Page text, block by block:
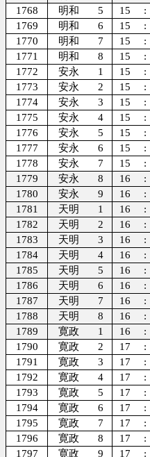
1768
明和 5 15 :
1769
明和 6 15 :
1770
明和 7 15 :
1771
明和 8 15 :
1772
安永 1 15 :
1773
安永 2 15 :
1774
安永 3 15 :
1775
安永 4 15 :
1776
安永 5 15 :
1777
安永 6 15 :
1778
安永 7 15 :
1779
安永 8 16 :
1780
安永 9 16 :
1781
天明 1 16 :
1782
天明 2 16 :
1783
天明 3 16 :
1784
天明 4 16 :
1785
天明 5 16 :
1786
天明 6 16 :
1787
天明 7 16 :
1788
天明 8 16 :
1789
寛政 1 16 :
1790
寛政 2 17 :
1791
寛政 3 17 :
1792
寛政 4 17 :
1793
寛政 5 17 :
1794
寛政 6 17 :
1795
寛政 7 17 :
1796
寛政 8 17 :
1797
寛政 9 17 :